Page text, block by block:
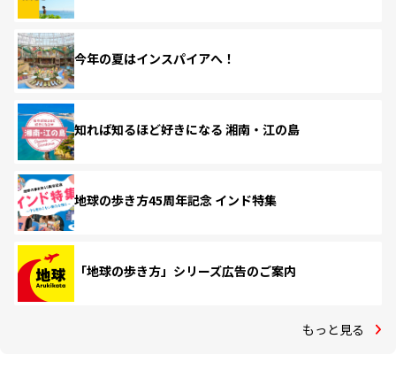
今年の夏はインスパイアへ！
知れば知るほど好きになる 湘南・江の島
地球の歩き方45周年記念 インド特集
「地球の歩き方」シリーズ広告のご案内
もっと見る